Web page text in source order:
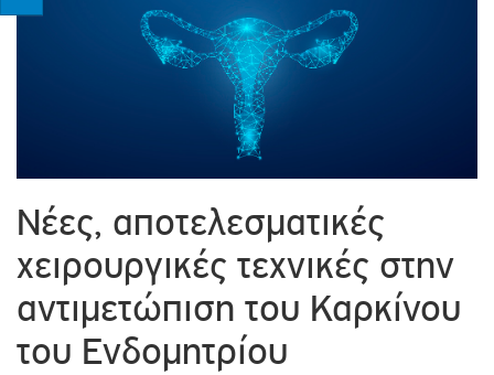
Νέες, αποτελεσματικές
χειρουργικές τεχνικές στην
αντιμετώπιση του Καρκίνου
του Ενδομητρίου